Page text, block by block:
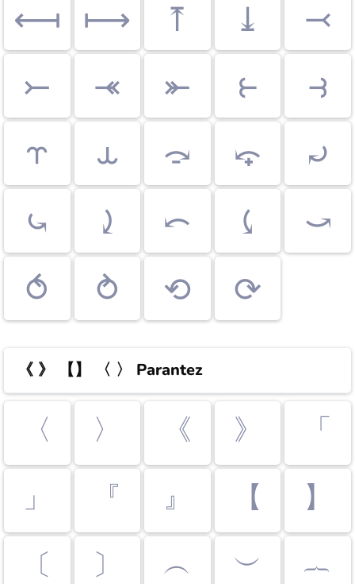
⟻ ⟼ ⤒ ⤓
⤙
⤚
⤛ ⤜ ⥼
⥽
⥾
⥿ ⤼ ⤽
⤾
⤿
⤸ ⤺ ⤹
⤻
⥀
⥁ ⟲ ⟳
《 》 【】 〈 〉 Parantez
〈 〉 《 》
「
」
『 』 【
】
〔
〕 ︵ ︶
︷